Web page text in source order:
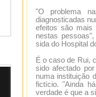
"O problema
diagnosticadas
efeitos são mais
nestas
sida do Hospital
É o caso de Rui,
sido afectado
numa instituição
fictício. "Ainda
verdade é que a